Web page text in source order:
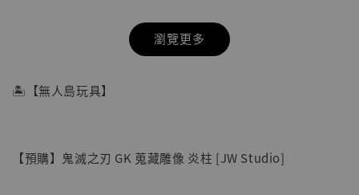
瀏覽更多
🏝【無人島玩具】
【預購】鬼滅之刃 GK 蒐藏雕像 炎柱 [JW Studio]